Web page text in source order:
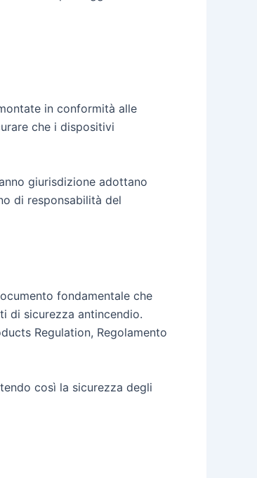
in conformità alle
che i dispositivi
giurisdizione adottano
di responsabilità del
fondamentale che
di sicurezza antincendio.
Regulation, Regolamento
così la sicurezza degli